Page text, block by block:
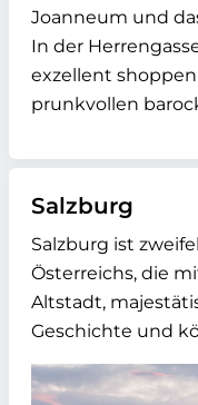
Joanneum und
In der
exzellent
prunkvollen
Salzburg
Salzburg ist
Österreichs, die
Altstadt,
Geschichte und